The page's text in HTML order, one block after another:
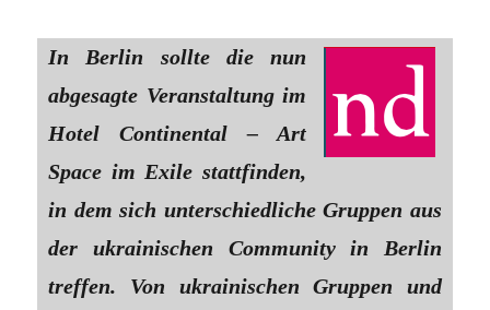
In Berlin sollte die nun
abgesagte Veranstaltung im
Hotel Continental – Art
Space im Exile stattfinden,
in dem sich unterschiedliche Gruppen aus
der ukrainischen Community in Berlin
treffen. Von ukrainischen Gruppen und